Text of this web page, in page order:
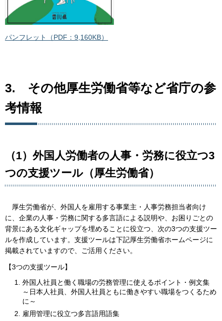
パンフレット（PDF：9,160KB）
3. その他厚生労働省等など省庁の参
考情報
（1）外国人労働者の人事・労務に役立つ3
つの支援ツール（厚生労働省）
厚生労働省が、外国人を雇用する事業主・人事労務担当者向け
に、企業の人事・労務に関する多言語による説明や、お困りごとの
背景にある文化ギャップを埋めることに役立つ、次の3つの支援ツー
ルを作成しています。支援ツールは下記厚生労働省ホームページに
掲載されていますので、ご活用ください。
【3つの支援ツール】
外国人社員と働く職場の労務管理に使えるポイント・例文集
～日本人社員、外国人社員ともに働きやすい職場をつくるため
に～
雇用管理に役立つ多言語用語集